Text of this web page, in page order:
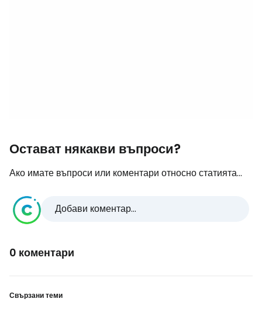
Остават някакви въпроси?
Ако имате въпроси или коментари относно статията...
Добави коментар...
0 коментари
Свързани теми